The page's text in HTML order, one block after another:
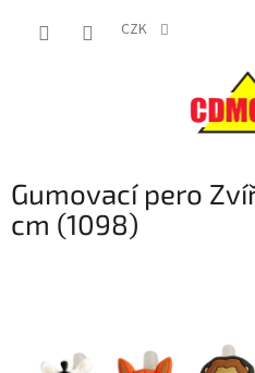
CZK
Gumovací pero
cm (1098)